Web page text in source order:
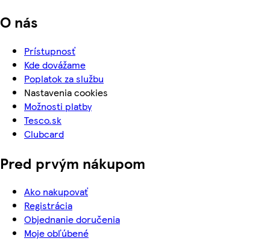
O nás
Prístupnosť
Kde dovážame
Poplatok za službu
Nastavenia cookies
Možnosti platby
Tesco.sk
Clubcard
Pred prvým nákupom
Ako nakupovať
Registrácia
Objednanie doručenia
Moje obľúbené